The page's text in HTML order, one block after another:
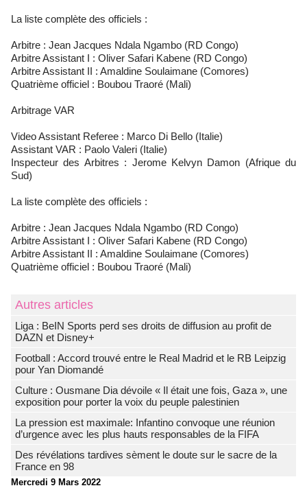
La liste complète des officiels :
Arbitre : Jean Jacques Ndala Ngambo (RD Congo)
Arbitre Assistant I : Oliver Safari Kabene (RD Congo)
Arbitre Assistant II : Amaldine Soulaimane (Comores)
Quatrième officiel : Boubou Traoré (Mali)
Arbitrage VAR
Video Assistant Referee : Marco Di Bello (Italie)
Assistant VAR : Paolo Valeri (Italie)
Inspecteur des Arbitres : Jerome Kelvyn Damon (Afrique du
Sud)
La liste complète des officiels :
Arbitre : Jean Jacques Ndala Ngambo (RD Congo)
Arbitre Assistant I : Oliver Safari Kabene (RD Congo)
Arbitre Assistant II : Amaldine Soulaimane (Comores)
Quatrième officiel : Boubou Traoré (Mali)
Autres articles
Liga : BeIN Sports perd ses droits de diffusion au profit de
DAZN et Disney+
Football : Accord trouvé entre le Real Madrid et le RB Leipzig
pour Yan Diomandé
Culture : Ousmane Dia dévoile « Il était une fois, Gaza », une
exposition pour porter la voix du peuple palestinien
La pression est maximale: Infantino convoque une réunion
d’urgence avec les plus hauts responsables de la FIFA
Des révélations tardives sèment le doute sur le sacre de la
France en 98
Mercredi 9 Mars 2022